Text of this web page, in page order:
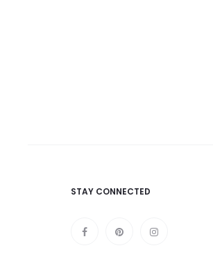
STAY CONNECTED